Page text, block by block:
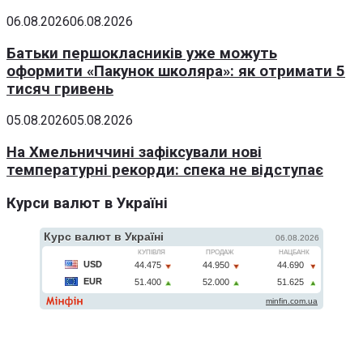
06.08.202606.08.2026
Батьки першокласників уже можуть
оформити «Пакунок школяра»: як отримати 5
тисяч гривень
05.08.202605.08.2026
На Хмельниччині зафіксували нові
температурні рекорди: спека не відступає
Курси валют в Україні